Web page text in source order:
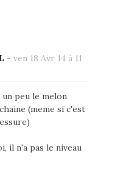
- ven 18 Avr 14 à 11
peu le melon
(meme si c'est
il n'a pas le niveau